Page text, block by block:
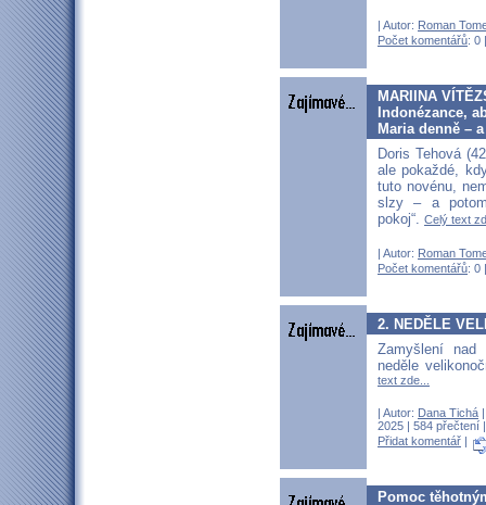
| Autor: Roman
Počet komentářů: 0
MARIINA
Indonézance,
Maria denně –
Doris Tehová
ale pokaždé,
tuto novénu,
slzy – a
pokoj“. Celý text
| Autor: Roman
Počet komentářů: 0
2. NEDĚLE
Zamyšlení nad
neděle
text zde...
| Autor: Dana Tichá
2025 | 584 přečtení
Přidat komentář
Pomoc